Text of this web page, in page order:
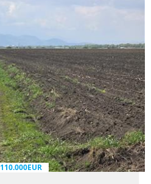
110.000EUR